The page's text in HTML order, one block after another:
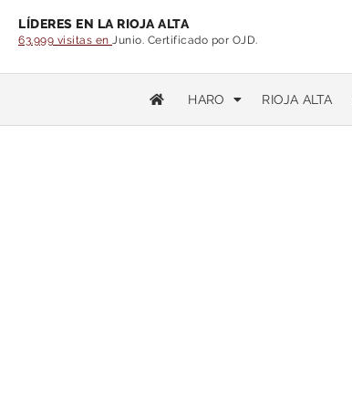
LÍDERES EN LA RIOJA ALTA
63.999 visitas en Junio. Certificado por OJD.
HARO RIOJA ALTA